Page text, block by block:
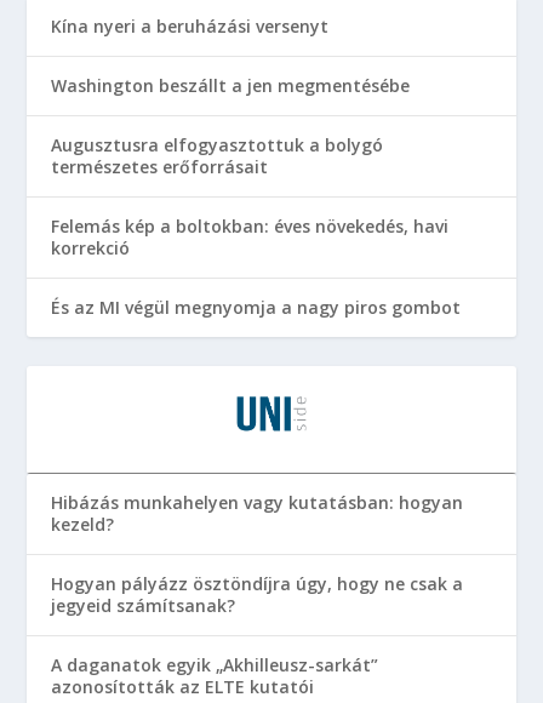
Kína nyeri a beruházási versenyt
Washington beszállt a jen megmentésébe
Augusztusra elfogyasztottuk a bolygó
természetes erőforrásait
Felemás kép a boltokban: éves növekedés, havi
korrekció
És az MI végül megnyomja a nagy piros gombot
Hibázás munkahelyen vagy kutatásban: hogyan
kezeld?
Hogyan pályázz ösztöndíjra úgy, hogy ne csak a
jegyeid számítsanak?
A daganatok egyik „Akhilleusz-sarkát”
azonosították az ELTE kutatói